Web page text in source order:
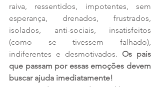
raiva, ressentidos, impotentes, sem
esperança, drenados, frustrados,
isolados, anti-sociais, insatisfeitos
(como se tivessem falhado),
indiferentes e desmotivados. Os pais
que passam por essas emoções devem
buscar ajuda imediatamente!